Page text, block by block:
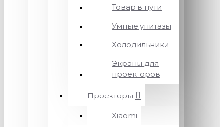
Товар в пути
Умные унитазы
Холодильники
Экраны для
проекторов
Проекторы
Xiaomi